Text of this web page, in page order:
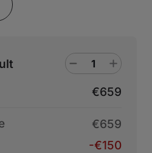
€659
€659
-€150